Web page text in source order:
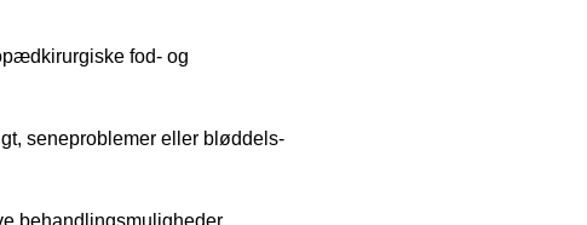
fod- og
seneproblemer eller bløddels-